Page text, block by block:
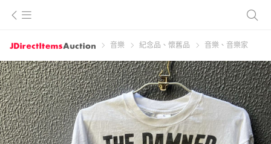
音樂 紀念品、懷舊品 音樂、音樂家